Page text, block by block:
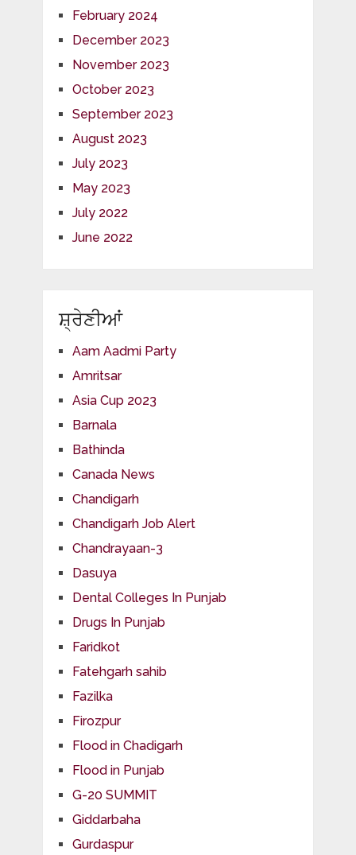
February 2024
December 2023
November 2023
October 2023
September 2023
August 2023
July 2023
May 2023
July 2022
June 2022
ਸ਼੍ਰੇਣੀਆਂ
Aam Aadmi Party
Amritsar
Asia Cup 2023
Barnala
Bathinda
Canada News
Chandigarh
Chandigarh Job Alert
Chandrayaan-3
Dasuya
Dental Colleges In Punjab
Drugs In Punjab
Faridkot
Fatehgarh sahib
Fazilka
Firozpur
Flood in Chadigarh
Flood in Punjab
G-20 SUMMIT
Giddarbaha
Gurdaspur